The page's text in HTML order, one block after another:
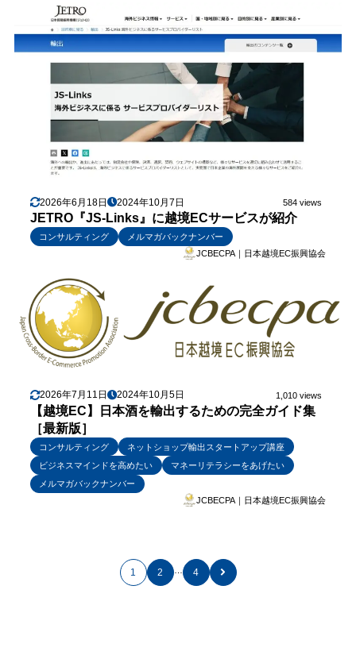
2026年6月18日 2024年10月7日 584 views
JETRO『JS-Links』に越境ECサービスが紹介
コンサルティング
メルマガバックナンバー
JCBECPA｜日本越境EC振興協会
2026年7月11日 2024年10月5日 1,010 views
【越境EC】日本酒を輸出するための完全ガイド集
［最新版］
コンサルティング
ネットショップ輸出スタートアップ講座
ビジネスマインドを高めたい
マネーリテラシーをあげたい
メルマガバックナンバー
JCBECPA｜日本越境EC振興協会
1 2 … 4